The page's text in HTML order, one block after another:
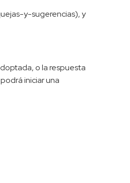
y-sugerencias), y
o la respuesta
iniciar una